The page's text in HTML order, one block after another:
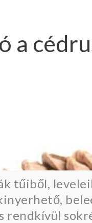
a
tűiből,
rendkívül